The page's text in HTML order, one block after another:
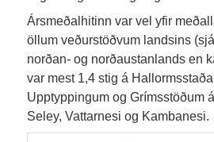
Ársmeðalhitinn var vel yfir
öllum veðurstöðvum landsins
norðan- og norðaustanlands en
var mest 1,4 stig á
Upptyppingum og Grímsstöðum
Seley, Vattarnesi og Kambanesi.